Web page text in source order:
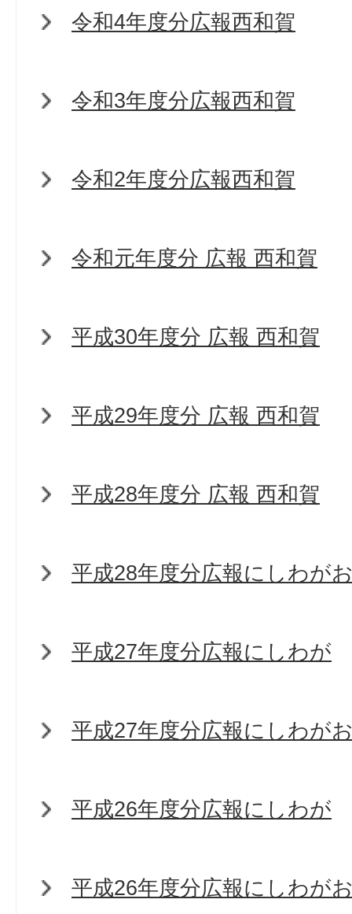
令和4年度分広報西和賀
令和3年度分広報西和賀
令和2年度分広報西和賀
令和元年度分 広報 西和賀
平成30年度分 広報 西和賀
平成29年度分 広報 西和賀
平成28年度分 広報 西和賀
平成28年度分広報にしわが
平成27年度分広報にしわが
平成27年度分広報にしわが
平成26年度分広報にしわが
平成26年度分広報にしわが